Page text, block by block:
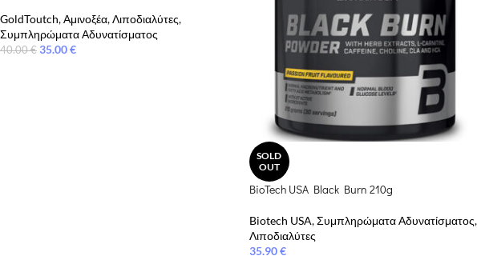
GoldToutch,Αμινοξέα,Λιποδιαλύτες,
Συμπληρώματα Αδυνατίσματος
40.00€ 35.00€
SOLD
OUT
BioTech USA Black Burn 210g
Biotech USA, Συμπληρώματα Αδυνατίσματος,
Λιποδιαλύτες
35.90€